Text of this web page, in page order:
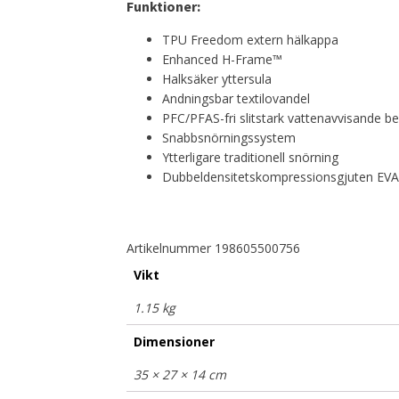
Funktioner:
TPU Freedom extern hälkappa
Enhanced H-Frame™
Halksäker yttersula
Andningsbar textilovandel
PFC/PFAS-fri slitstark vattenavvisande
Snabbsnörningssystem
Ytterligare traditionell snörning
Dubbeldensitetskompressionsgjuten EVA
Artikelnummer 198605500756
Vikt
1.15 kg
Dimensioner
35 × 27 × 14 cm